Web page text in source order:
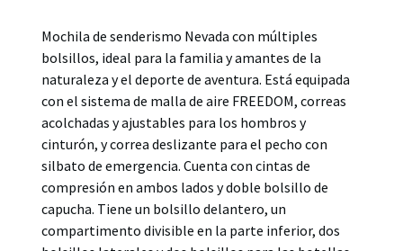
Mochila de senderismo Nevada con múltiples
bolsillos, ideal para la familia y amantes de la
naturaleza y el deporte de aventura. Está equipada
con el sistema de malla de aire FREEDOM, correas
acolchadas y ajustables para los hombros y
cinturón, y correa deslizante para el pecho con
silbato de emergencia. Cuenta con cintas de
compresión en ambos lados y doble bolsillo de
capucha. Tiene un bolsillo delantero, un
compartimento divisible en la parte inferior, dos